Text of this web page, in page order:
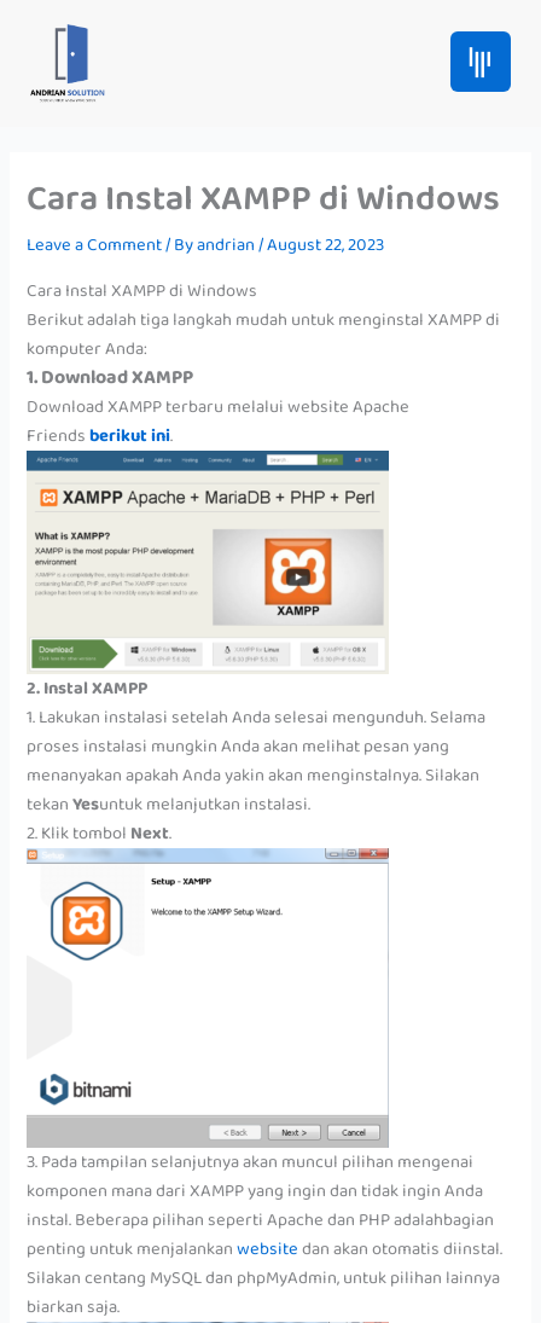
Cara Instal XAMPP di Windows
Leave a Comment/ Byandrian/August 22, 2023
Cara Instal XAMPP di Windows
Berikut adalah tiga langkah mudah untuk menginstal XAMPP di
komputer Anda:
1. Download XAMPP
Download XAMPP terbaru melalui website Apache
Friendsberikut ini.
2. Instal XAMPP
1. Lakukan instalasi setelah Anda selesai mengunduh. Selama
proses instalasi mungkin Anda akan melihat pesan yang
menanyakan apakah Anda yakin akan menginstalnya. Silakan
tekanYesuntuk melanjutkan instalasi.
2. Klik tombol Next.
3. Pada tampilan selanjutnya akan muncul pilihan mengenai
komponen mana dari XAMPP yang ingin dan tidak ingin Anda
instal. Beberapa pilihan seperti Apache dan PHP adalahbagian
penting untuk menjalankanwebsitedan akan otomatis diinstal.
Silakan centang MySQL dan phpMyAdmin, untuk pilihan lainnya
biarkan saja.